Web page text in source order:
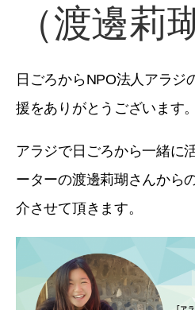
（渡邊莉
日ごろからNPO法人アラジ
援をありがとうございます。
アラジで日ごろから一緒に
ーターの渡邊莉瑚さんから
介させて頂きます。